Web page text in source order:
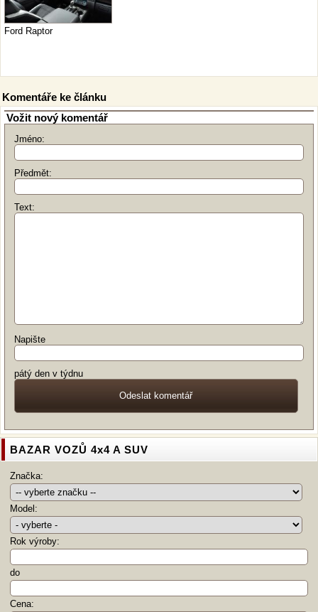
Ford Raptor
Komentáře ke článku
Vožit nový komentář
Jméno:
Předmět:
Text:
Napište
pátý den v týdnu
BAZAR VOZŮ 4x4 A SUV
Značka:
Model:
Rok výroby:
do
Cena: